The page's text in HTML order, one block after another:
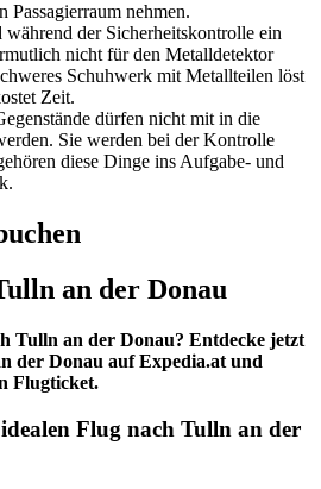
Passagierraum nehmen.
während der Sicherheitskontrolle ein
nicht für den Metalldetektor
Schuhwerk mit Metallteilen löst
Zeit.
dürfen nicht mit in die
Sie werden bei der Kontrolle
diese Dinge ins Aufgabe- und
an der Donau
Tulln an der Donau? Entdecke jetzt
der Donau auf Expedia.at und
Flugticket.
Flug nach Tulln an der